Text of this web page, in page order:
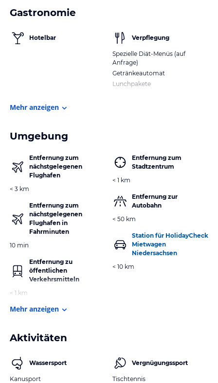
Gastronomie
Hotelbar Verpflegung
Spezielle Diät-Menüs (auf
Anfrage)
Getränkeautomat
Lunchpakete
Mehr anzeigen
Umgebung
Entfernung zum
nächstgelegenen
Flughafen
< 3 km
Entfernung zum
nächstgelegenen
Flughafen in
Fahrminuten
10 min
Entfernung zu
öffentlichen
Verkehrsmitteln
< 1 km
Entfernung zum
Stadtzentrum
< 1 km
Entfernung zur
Autobahn
< 50 km
Station für HolidayCheck
Mietwagen
Niedersachsen
< 10 km
Mehr anzeigen
Aktivitäten
Wassersport
Kanusport
Vergnügungssport
Tischtennis